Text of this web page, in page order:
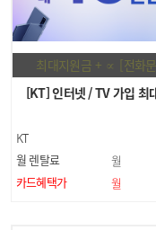
최대지원금 + ∝ [전화
[KT] 인터넷 / TV 가입 최
KT
월 렌탈료 월
카드혜택가
월